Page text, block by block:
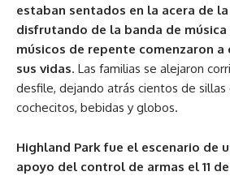
estaban sentados en la acera de
disfrutando de la banda de música
músicos de repente comenzaron a
sus vidas. Las familias se alejaron
desfile, dejando atrás cientos de sillas
cochecitos, bebidas y globos.
Highland Park fue el escenario de
apoyo del control de armas el 11